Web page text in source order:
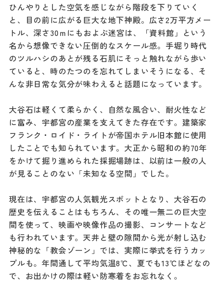
ひんやりとした空気を感じながら階段を下りていく
と、目の前に広がる巨大な地下神殿。広さ2万平方メー
トル、深さ30ｍにもおよぶ迷宮は、「資料館」という
名から想像できない圧倒的なスケール感。手堀り時代
のツルハシのあとが残る石肌にそっと触れながら歩い
ていると、時のたつのを忘れてしまいそうになる、そ
んな非日常な気分が味わえると話題になっています。
大谷石は軽くて柔らかく、自然な風合い、耐火性など
に富み、宇都宮の産業を支えてきた存在です。建築家
フランク・ロイド・ライトが帝国ホテル旧本館に使用
したことでも知られています。大正から昭和の約70年
をかけて掘り進められた採掘場跡は、以前は一般の人
が見ることのない「未知なる空間」でした。
現在は、宇都宮の人気観光スポットとなり、大谷石の
歴史を伝えることはもちろん、その唯一無二の巨大空
間を使って、映画や映像作品の撮影、コンサートなど
も行われています。天井と壁の隙間から光が射し込む
神秘的な「教会ゾーン」では、実際に挙式を行うカッ
プルも。年間通して平均気温8℃、夏でも13℃ほどなの
で、お出かけの際は軽い防寒着をお忘れなく。